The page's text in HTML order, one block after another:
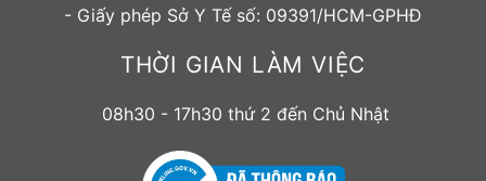
- Giấy phép Sở Y Tế số: 09391/HCM-GPHĐ
THỜI GIAN LÀM VIỆC
08h30 - 17h30 thứ 2 đến Chủ Nhật